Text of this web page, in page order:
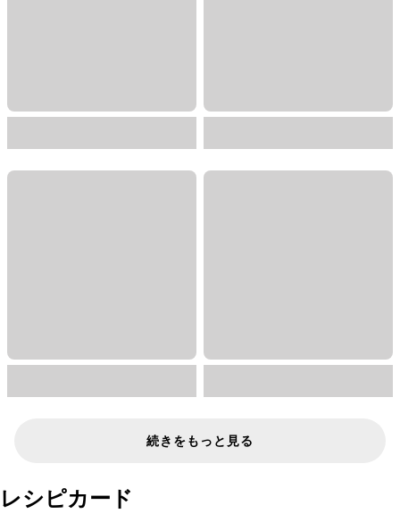
続きをもっと見る
レシピカード